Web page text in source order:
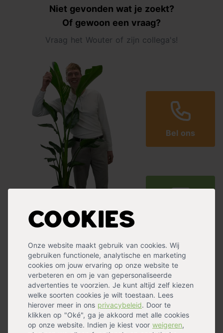
Cookies
Onze website maakt gebruik van cookies. Wij
gebruiken functionele, analytische en marketing
cookies om jouw ervaring op onze website te
verbeteren en om je van gepersonaliseerde
advertenties te voorzien. Je kunt altijd zelf kiezen
welke soorten cookies je wilt toestaan. Lees
hierover meer in ons privacybeleid. Door te
klikken op "Oké", ga je akkoord met alle cookies
op onze website. Indien je kiest voor weigeren,
Niet gevonden wat je zoekt?
Of gewoon een vraag?
Vraag het Wouter of zijn collega's!
Bel ons
Ervaringen met Tuincentrum.nl